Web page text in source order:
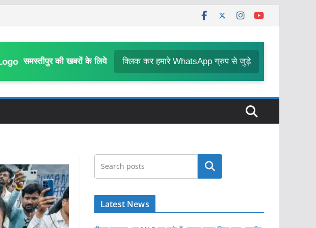
समस्तीपुर की खबरों के लिये क्लिक कर हमारे WhatsApp ग्रुप से जुड़े
खोजें
Latest News